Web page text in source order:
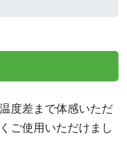
度差まで体感いただ
ご使用いただけまし